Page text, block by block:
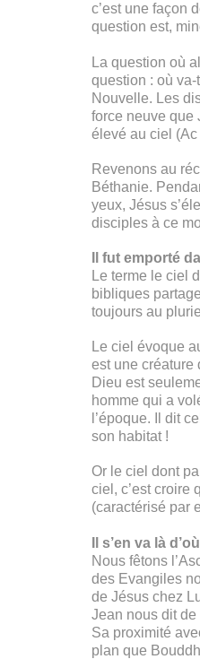
c’est une façon
question est,
La question où
question : où
Nouvelle. Les
force neuve que
élevé au ciel (Ac
Revenons au
Béthanie.
yeux, Jésus
disciples à ce
Il fut emporté
Le terme le ciel
bibliques
toujours au
Le ciel évoque
est une créature
Dieu est
homme qui a
l’époque. Il dit
son habitat !
Or le ciel dont
ciel, c’est croire
(caractérisé par
Il s’en va là
Nous fêtons
des Evangiles
de Jésus chez
Jean nous dit de
Sa proximité
plan que